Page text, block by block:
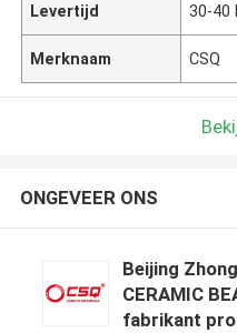
Levertijd 30-40
Merknaam CSQ
ONGEVEER ONS
Beijing
CERAMIC
fabrikant